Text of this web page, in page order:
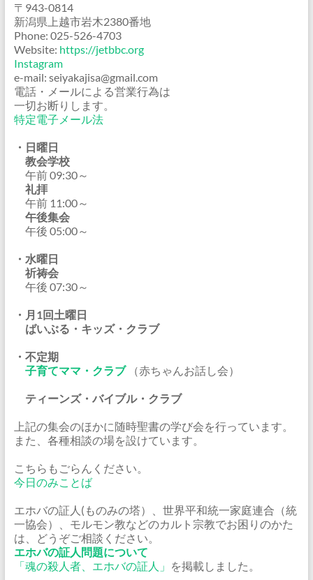
〒943-0814
新潟県上越市岩木2380番地
Phone: 025-526-4703
Website: https://jetbbc.org
Instagram
e-mail: seiyakajisa@gmail.com
電話・メールによる営業行為は
一切お断りします。
特定電子メール法
・日曜日
教会学校
午前 09:30～
礼拝
午前 11:00～
午後集会
午後 05:00～
・水曜日
祈祷会
午後 07:30～
・月1回土曜日
ばいぶる・キッズ・クラブ
・不定期
子育てママ・クラブ（赤ちゃんお話し会）
ティーンズ・バイブル・クラブ
上記の集会のほかに随時聖書の学び会を行っています。
また、各種相談の場を設けています。
こちらもごらんください。
今日のみことば
エホバの証人(ものみの塔）、世界平和統一家庭連合（統
一協会）、モルモン教などのカルト宗教でお困りのかた
は、どうぞご相談ください。
エホバの証人問題について
「魂の殺人者、エホバの証人」 を掲載しました。